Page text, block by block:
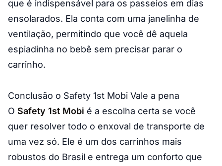
que é indispensável para os passeios em dias
ensolarados. Ela conta com uma janelinha de
ventilação, permitindo que você dê aquela
espiadinha no bebê sem precisar parar o
carrinho.
Conclusão o Safety 1st Mobi Vale a pena
O Safety 1st Mobi é a escolha certa se você
quer resolver todo o enxoval de transporte de
uma vez só. Ele é um dos carrinhos mais
robustos do Brasil e entrega um conforto que